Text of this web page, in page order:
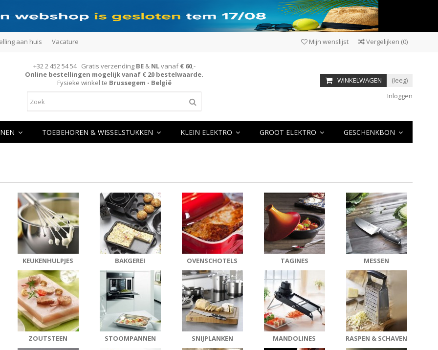
aan huis Vacature Vergelijken (0)
Mijn wenslijst
+32 2 452 54 54 Gratis verzending BE& NLvanaf€ 60,-
Online bestellingen mogelijk vanaf € 20 bestelwaarde.
Fysieke winkel te Brussegem - België WINKELWAGEN
(leeg)
Inloggen
TOEBEHOREN & WISSELSTUKKEN KLEIN ELEKTRO GROOT ELEKTRO GESCHENKBON
KEUKENHULPJES BAKGEREI OVENSCHOTELS TAGINES MESSEN
ZOUTSTEEN STOOMPANNEN SNIJPLANKEN MANDOLINES RASPEN & SCHAVEN